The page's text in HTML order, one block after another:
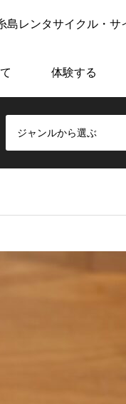
島レンタサイクル・
体験する
ジャンルから選ぶ